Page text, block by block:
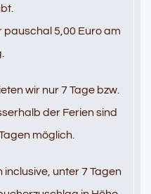
5,00 Euro am
wir nur 7 Tage bzw.
der Ferien sind
möglich.
unter 7 Tagen